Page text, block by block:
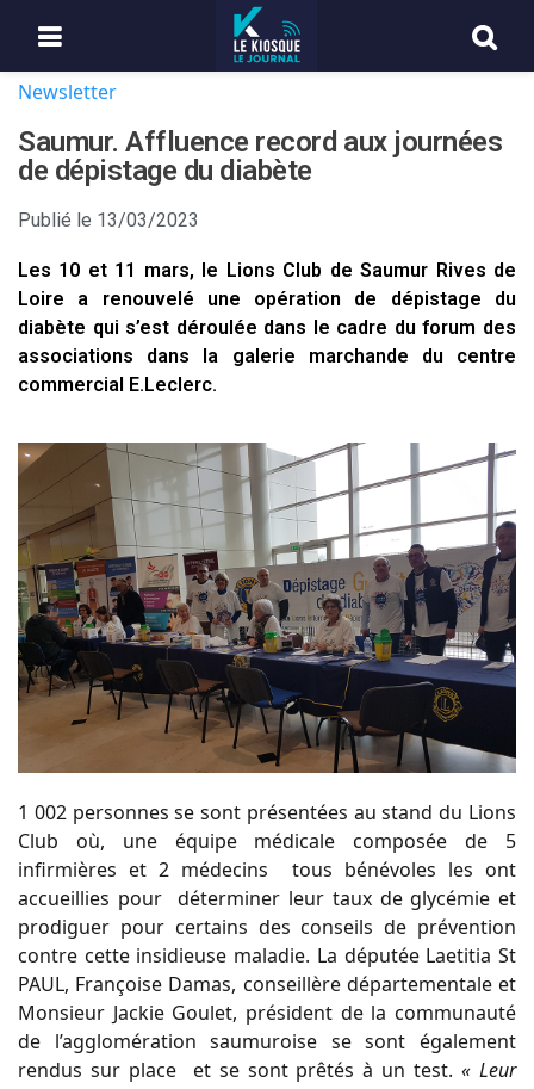
Newsletter
Saumur. Affluence record aux journées
de dépistage du diabète
Publié le 13/03/2023
Les 10 et 11 mars, le Lions Club de Saumur Rives de
Loire a renouvelé une opération de dépistage du
diabète qui s’est déroulée dans le cadre du forum des
associations dans la galerie marchande du centre
commercial E.Leclerc.
1 002 personnes se sont présentées au stand du Lions
Club où, une équipe médicale composée de 5
infirmières et 2 médecins tous bénévoles les ont
accueillies pour déterminer leur taux de glycémie et
prodiguer pour certains des conseils de prévention
contre cette insidieuse maladie. La députée Laetitia St
PAUL, Françoise Damas, conseillère départementale et
Monsieur Jackie Goulet, président de la communauté
de l’agglomération saumuroise se sont également
rendus sur place et se sont prêtés à un test.« Leur